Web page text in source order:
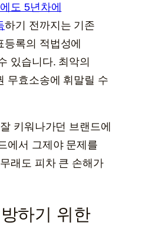
도 5년차에
하기 전까지는 기존
등록의 적법성에
있습니다. 최악의
무효소송에 휘말릴 수
키워나가던 브랜드에
에서 그제야 문제를
래도 피차 큰 손해가
하기 위한